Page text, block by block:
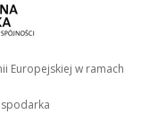
Europejskiej w ramach